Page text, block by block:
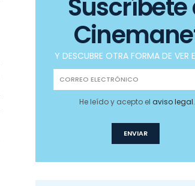
Suscríbete
Y DESCUBRE OTRA FORMA DE VER
He leído y acepto elaviso legal.